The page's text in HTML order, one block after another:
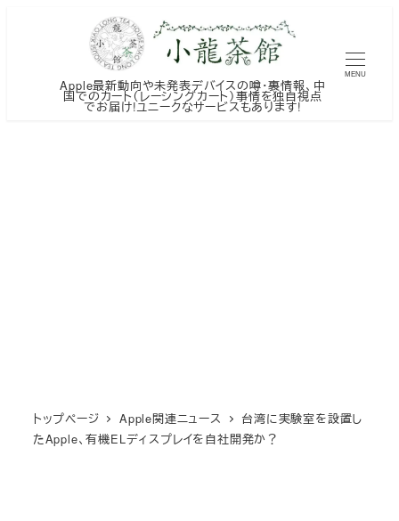
Apple最新動向や未発表デバイスの噂・裏情報、中
国でのカート（レーシングカート）事情を独自視点
でお届け!ユニークなサービスもあります!
MENU
トップページ Apple関連ニュース
台湾に実験室を設置し
たApple、有機ELディスプレイを自社開発か？